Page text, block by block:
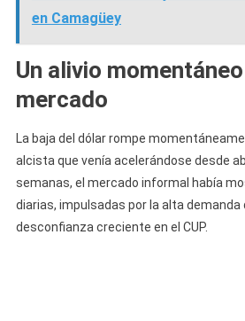
en Camagüey
Un alivio
mercado
La baja del dólar rompe
alcista que venía acelerándose desde
semanas, el mercado informal había
diarias, impulsadas por la alta
desconfianza creciente en el CUP.